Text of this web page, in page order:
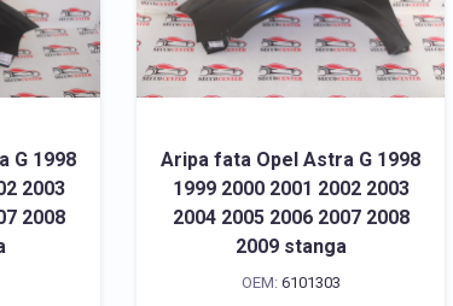
G 1998
2003
2008
Aripa fata Opel Astra G 1998
1999 2000 2001 2002 2003
2004 2005 2006 2007 2008
2009 stanga
OEM: 6101303